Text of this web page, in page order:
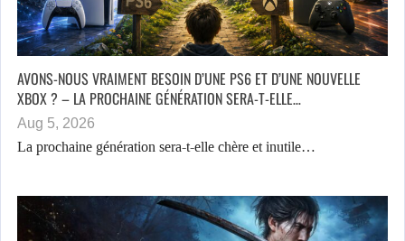
AVONS-NOUS VRAIMENT BESOIN D’UNE PS6 ET D’UNE NOUVELLE
XBOX ? – LA PROCHAINE GÉNÉRATION SERA-T-ELLE…
Aug 5, 2026
La prochaine génération sera-t-elle chère et inutile…